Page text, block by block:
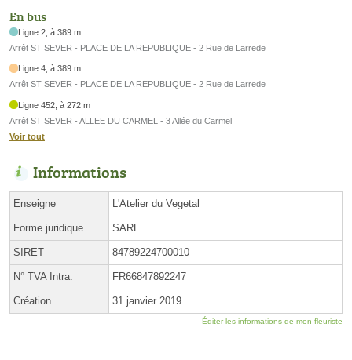
En bus
Ligne 2, à 389 m
Arrêt ST SEVER - PLACE DE LA REPUBLIQUE - 2 Rue de Larrede
Ligne 4, à 389 m
Arrêt ST SEVER - PLACE DE LA REPUBLIQUE - 2 Rue de Larrede
Ligne 452, à 272 m
Arrêt ST SEVER - ALLEE DU CARMEL - 3 Allée du Carmel
Voir tout
Informations
Enseigne L'Atelier du Vegetal
Forme juridique SARL
SIRET 84789224700010
N° TVA Intra. FR66847892247
Création 31 janvier 2019
Éditer les informations de mon fleuriste